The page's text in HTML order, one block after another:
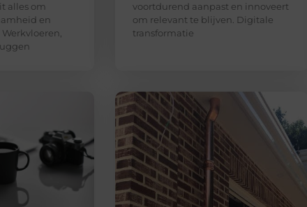
alles om
en
voortdurend aanpast en innoveert
om relevant te blijven. Digitale
transformatie